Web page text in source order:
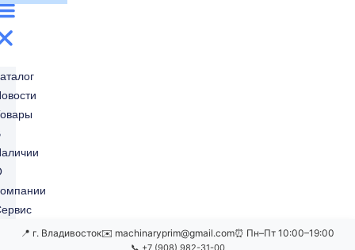
📍 г. Владивосток✉️ machinaryprim@gmail.com⏰ Пн–Пт 10:00–19:00
📞 +7 (908) 982-31-00